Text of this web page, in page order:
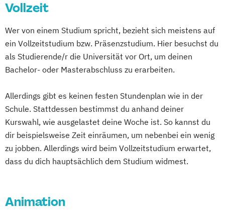
Vollzeit
Wer von einem Studium spricht, bezieht sich meistens auf
ein Vollzeitstudium bzw. Präsenzstudium. Hier besuchst du
als Studierende/r die Universität vor Ort, um deinen
Bachelor- oder Masterabschluss zu erarbeiten.
Allerdings gibt es keinen festen Stundenplan wie in der
Schule. Stattdessen bestimmst du anhand deiner
Kurswahl, wie ausgelastet deine Woche ist. So kannst du
dir beispielsweise Zeit einräumen, um nebenbei ein wenig
zu jobben. Allerdings wird beim Vollzeitstudium erwartet,
dass du dich hauptsächlich dem Studium widmest.
Animation